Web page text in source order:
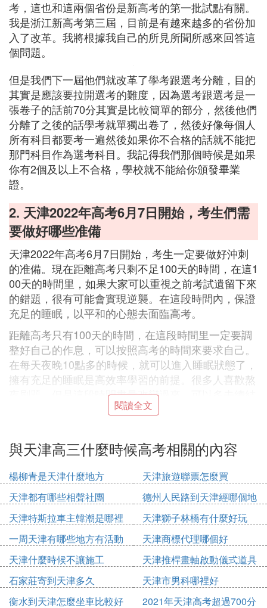
考，這也和這兩個省份是新高考的第一批試點有關。
我是浙江新高考第三屆，目前是有越來越多的省份加
入了改革。我將根據我自己的所見所聞所感來回答這
個問題。
但是我們下一屆他們就改革了學考跟選考分離，目的
其實是應該要拉開選考的難度，因為選考跟選考是一
張卷子的話前70分其實是比較簡單的部分，然後他們
分離了之後的話學考就單獨出卷了，然後好像每個人
所有科目都要考一遍然後如果你不合格的話就不能把
那門科目作為選考科目。我記得我們那個時候是如果
你有2個及以上不合格，學校就不能給你頒發畢業
證。
2. 天津2022年高考6月7日開始，考生們需
要做好哪些准備
天津2022年高考6月7日開始，考生一定要做好沖刺
的准備。現在距離高考只剩不足100天的時間，在這1
00天的時間里，如果大家可以重視之前考試遺留下來
的錯題，很有可能會實現逆襲。在這段時間內，保證
充足的睡眠，以平和的心態去面臨高考。
距離高考只有100天的時間，在這段時間里一定要調
整好自己的作息，可以按照高考的時間來要求自己。
在每天夜晚10點多的時候，就可以進入睡眠狀態了，
擁有充足的睡眠是高效率學習的前提。很多人喜歡熬
夜刷題，但是這段時間盡量改變過來，可以多去總結
之前的失誤，慢慢的提升自己的整體成績。
3. 2021天津新高考政策是什麼
不再進行文理分科，選取3+3模式;統一高考科目為語
文、數學、外語3門;外語一年考兩次，取最高的一次
成績計入高考成績;計入總成績的高中學業水平考試
科目，由考生根據報考高校要求和自身特長，在思想
政治、歷史、地理、物理、化學、生物等科目中自主
選擇。
新高考改革之後，高中不再文理分科，高考形式調整
為3+3模式。從語數外(滿分各150分)+文綜/理綜(總
分300分)調整為3科必考科目"語數外"(滿分各150分)+
「物、化、生、史、地、政」6科中任選3科(滿分各1
閱讀全文
與天津高三什麼時候高考相關的內容
楊柳青是天津什麼地方
天津旅遊聯票怎麼買
天津都有哪些相聲社團
德州人民路到天津經哪個地
方
天津特斯拉車主韓潮是哪裡
天津獅子林橋有什麼好玩
一周天津有哪些地方有活動
天津商標代理哪個好
天津什麼時候不讓施工
天津推桿畫軸啟動儀式道具
多少錢
石家莊寄到天津多久
天津市男科哪裡好
衡水到天津怎麼坐車比較好
2021年天津高考超過700分